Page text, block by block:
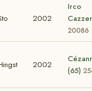
2002
Irco
20086
2002
(65)